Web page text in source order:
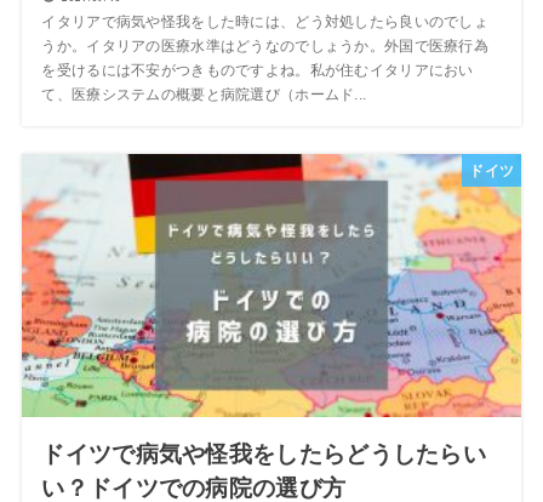
イタリアで病気や怪我をした時には、どう対処したら良いのでしょ
うか。イタリアの医療水準はどうなのでしょうか。外国で医療行為
を受けるには不安がつきものですよね。私が住むイタリアにおい
て、医療システムの概要と病院選び（ホームド...
ドイツ
ドイツで病気や怪我をしたらどうしたらい
い？ドイツでの病院の選び方